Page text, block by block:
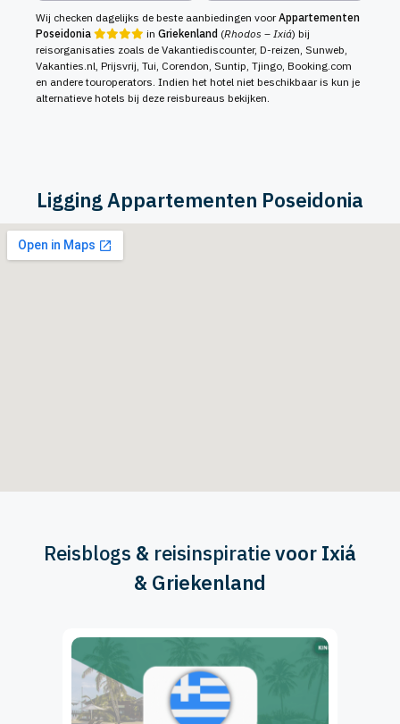
Wij checken dagelijks de beste aanbiedingen voorAppartementen
Poseidonia
in Griekenland (Rhodos – Ixiá) bij
reisorganisaties zoals de Vakantiediscounter, D-reizen, Sunweb,
Vakanties.nl, Prijsvrij, Tui, Corendon, Suntip, Tjingo, Booking.com
en andere touroperators. Indien het hotel niet beschikbaar is kun je
alternatieve hotels bij deze reisbureaus bekijken.
Ligging Appartementen Poseidonia
Reisblogs & reisinspiratievoor Ixiá
& Griekenland